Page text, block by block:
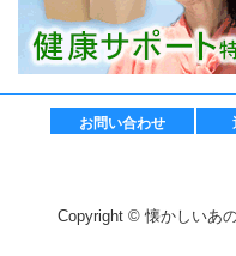
お問い合わせ
Copyright © 懐かしいあ